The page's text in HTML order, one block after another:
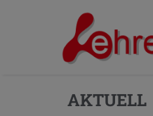
AKTUELL